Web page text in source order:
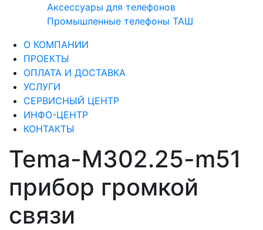
Аксессуары для телефонов
Промышленные телефоны ТАШ
О КОМПАНИИ
ПРОЕКТЫ
ОПЛАТА И ДОСТАВКА
УСЛУГИ
СЕРВИСНЫЙ ЦЕНТР
ИНФО-ЦЕНТР
КОНТАКТЫ
Tema-M302.25-m51
прибор громкой
связи